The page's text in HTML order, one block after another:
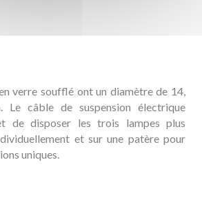
verre soufflé ont un diamètre de 14,
câble de suspension électrique
de disposer les trois lampes plus
et sur une patère pour
uniques.